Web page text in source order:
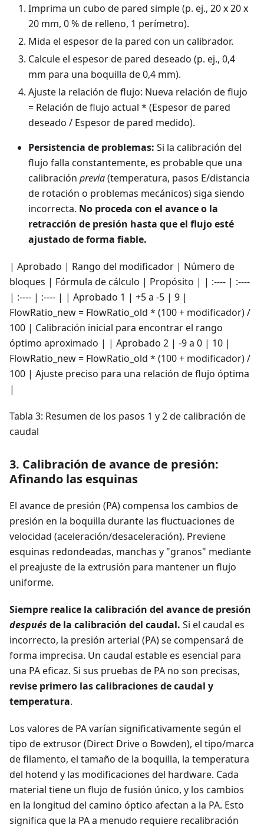
Imprima un cubo de pared simple (p. ej., 20 x 20 x
20 mm, 0 % de relleno, 1 perímetro).
Mida el espesor de la pared con un calibrador.
Calcule el espesor de pared deseado (p. ej., 0,4
mm para una boquilla de 0,4 mm).
Ajuste la relación de flujo: Nueva relación de flujo
= Relación de flujo actual * (Espesor de pared
deseado / Espesor de pared medido).
Persistencia de problemas: Si la calibración del
flujo falla constantemente, es probable que una
calibración previa(temperatura, pasos E/distancia
de rotación o problemas mecánicos) siga siendo
incorrecta. No proceda con el avance o la
retracción de presión hasta que el flujo esté
ajustado de forma fiable.
| Aprobado | Rango del modificador | Número de
bloques | Fórmula de cálculo | Propósito | | :---- | :----
| :---- | :---- | | Aprobado 1 | +5 a -5 | 9 |
FlowRatio_new = FlowRatio_old * (100 + modificador) /
100 | Calibración inicial para encontrar el rango
óptimo aproximado | | Aprobado 2 | -9 a 0 | 10 |
FlowRatio_new = FlowRatio_old * (100 + modificador) /
100 | Ajuste preciso para una relación de flujo óptima
|
Tabla 3: Resumen de los pasos 1 y 2 de calibración de
caudal
3. Calibración de avance de presión:
Afinando las esquinas
El avance de presión (PA) compensa los cambios de
presión en la boquilla durante las fluctuaciones de
velocidad (aceleración/desaceleración). Previene
esquinas redondeadas, manchas y "granos" mediante
el preajuste de la extrusión para mantener un flujo
uniforme.
Siempre realice la calibración del avance de presión
después de la calibración del caudal. Si el caudal es
incorrecto, la presión arterial (PA) se compensará de
forma imprecisa. Un caudal estable es esencial para
una PA eficaz. Si sus pruebas de PA no son precisas,
revise primero las calibraciones de caudal y
temperatura.
Los valores de PA varían significativamente según el
tipo de extrusor (Direct Drive o Bowden), el tipo/marca
de filamento, el tamaño de la boquilla, la temperatura
del hotend y las modificaciones del hardware. Cada
material tiene un flujo de fusión único, y los cambios
en la longitud del camino óptico afectan a la PA. Esto
significa que la PA a menudo requiere recalibración